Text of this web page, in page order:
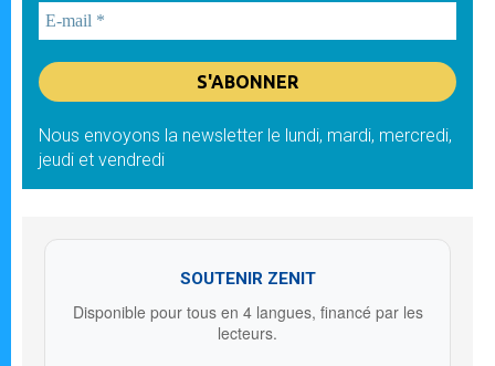
Nous envoyons la newsletter le lundi, mardi, mercredi,
jeudi et vendredi
SOUTENIR ZENIT
Disponible pour tous en 4 langues, financé par les
lecteurs.